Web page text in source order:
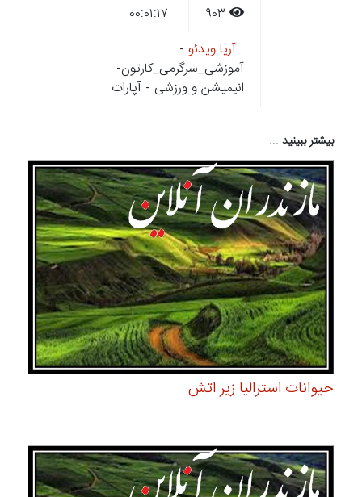
آریا ویدئو -
آموزشی_سرگرمی_کارتون-
انیمیشن و ورزشی - آپارات
بیشتر ببینید ...
حیوانات استرالیا زیر اتش